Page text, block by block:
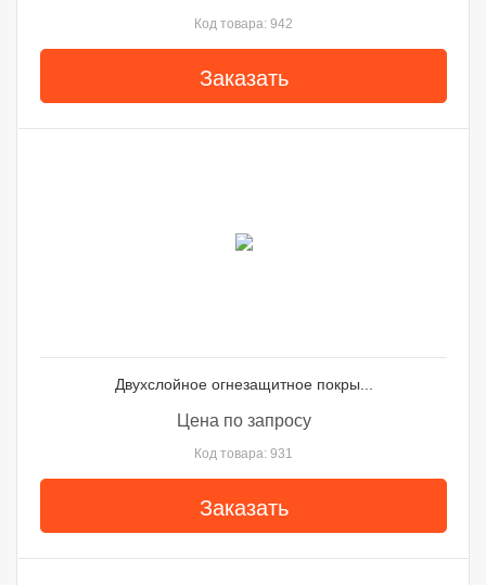
Код товара: 942
Заказать
Двухслойное огнезащитное покры...
Цена по запросу
Код товара: 931
Заказать